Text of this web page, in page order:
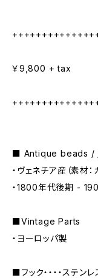
￥9,800 + tax
■ Antique beads /
・ヴェネチア産（素材
・1800年代後期 -
■Vintage Parts
・ヨーロッパ製
■フック・・・・ステンレ